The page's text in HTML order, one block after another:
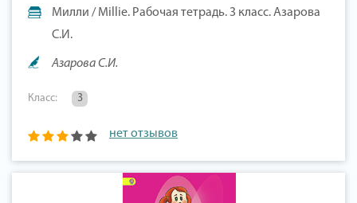
Милли / Millie. Рабочая тетрадь. 3 класс. Азарова
С.И.
Азарова С.И.
Класс: 3
нет отзывов